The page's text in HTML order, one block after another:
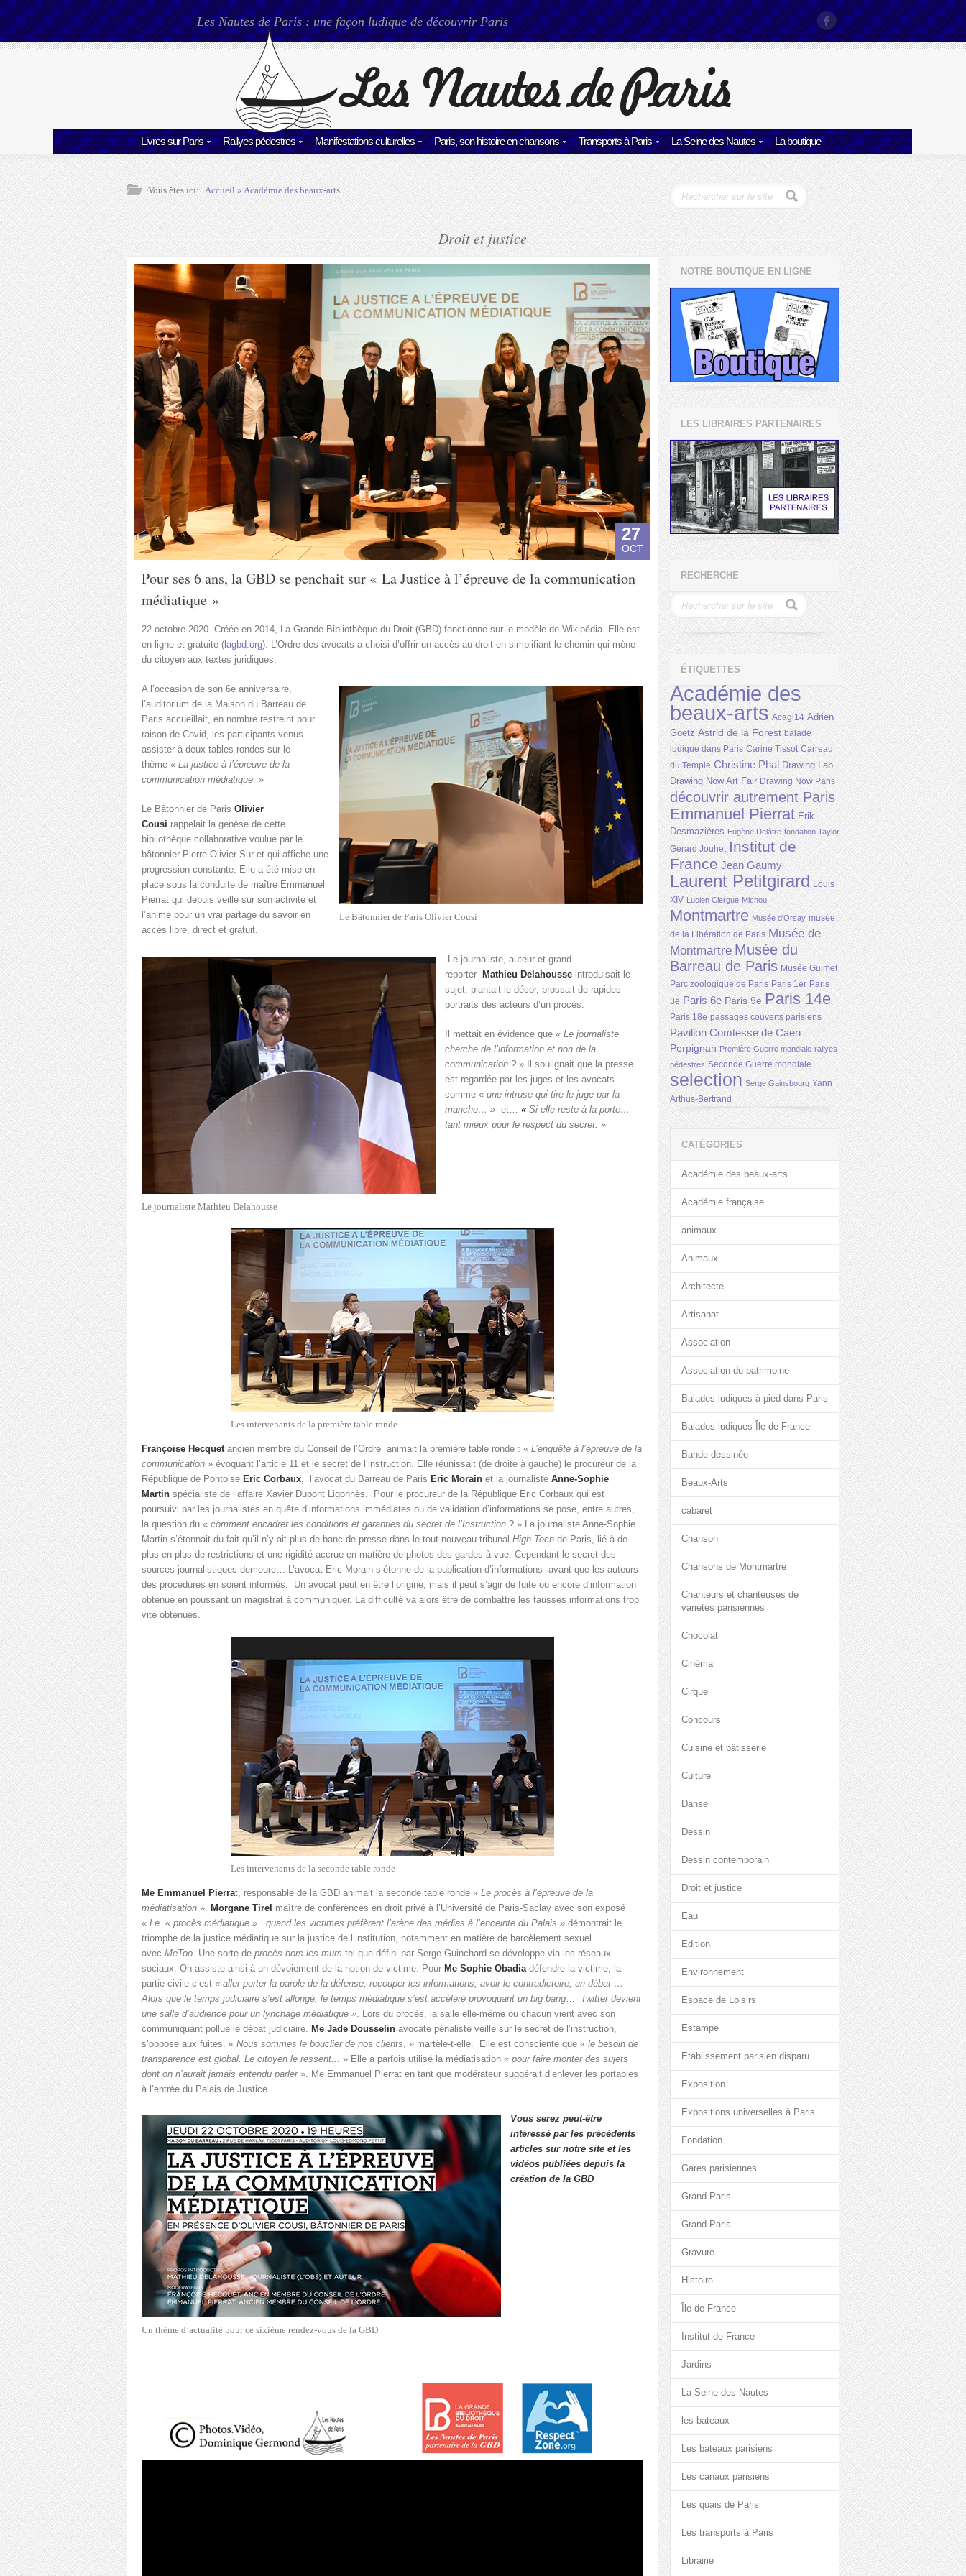
Les Nautes de Paris : une façon ludique de découvrir Paris
Livres sur Paris Rallyes pédestres Manifestations culturelles Paris, son histoire en chansons Transports à Paris La Seine des Nautes La boutique
Vous êtes ici: Accueil»Académie des beaux-arts
Droit et justice
27
OCT
Pour ses 6 ans, la GBD se penchait sur « La Justice à l’épreuve de la communication
médiatique »
22 octobre 2020. Créée en 2014, La Grande Bibliothèque du Droit (GBD) fonctionne sur le modèle de Wikipédia. Elle est
en ligne et gratuite ( lagbd.org). L’Ordre des avocats a choisi d’offrir un accès au droit en simplifiant le chemin qui mène
du citoyen aux textes juridiques.
Le Bâtonnier de Paris Olivier Cousi
A l’occasion de son 6e anniversaire,
l’auditorium de la Maison du Barreau de
Paris accueillait, en nombre restreint pour
raison de Covid, les participants venus
assister à deux tables rondes sur le
thème « La justice à l’épreuve de la
communication médiatique. »
Le Bâtonnier de Paris Olivier
Cousi rappelait la genèse de cette
bibliothèque collaborative voulue par le
bâtonnier Pierre Olivier Sur et qui affiche une
progression constante. Elle a été mise en
place sous la conduite de maître Emmanuel
Pierrat qui depuis veille sur son activité et
l’anime pour un vrai partage du savoir en
accès libre, direct et gratuit.
Le journaliste Mathieu Delahousse
Le journaliste, auteur et grand
reporter
Mathieu Delahousse introduisait le
sujet, plantait le décor, brossait de rapides
portraits des acteurs d’un procès.
Il mettait en évidence que « Le journaliste
cherche de l’information et non de la
communication ? » Il soulignait que la presse
est regardée par les juges et les avocats
comme « une intruse qui tire le juge par la
manche… » et… « Si elle reste à la porte…
tant mieux pour le respect du secret. »
Les intervenants de la première table ronde
Françoise Hecquetancien membre du Conseil de l’Ordre animait la première table ronde : « L’enquête à l’épreuve de la
communication » évoquant l’article 11 et le secret de l’instruction. Elle réunissait (de droite à gauche) le procureur de la
République de Pontoise Eric Corbaux, l’avocat du Barreau de Paris Eric Morain et la journaliste Anne-Sophie
Martin spécialiste de l’affaire Xavier Dupont Ligonnès. Pour le procureur de la République Eric Corbaux qui est
poursuivi par les journalistes en quête d’informations immédiates ou de validation d’informations se pose, entre autres,
la question du « comment encadrer les conditions et garanties du secret de l’Instruction ? » La journaliste Anne-Sophie
Martin s’étonnait du fait qu’il n’y ait plus de banc de presse dans le tout nouveau tribunal High Tech de Paris, lié à de
plus en plus de restrictions et une rigidité accrue en matière de photos des gardes à vue. Cependant le secret des
sources journalistiques demeure… L’avocat Eric Morain s’étonne de la publication d’informations avant que les auteurs
des procédures en soient informés. Un avocat peut en être l’origine, mais il peut s’agir de fuite ou encore d’information
obtenue en poussant un magistrat à communiquer. La difficulté va alors être de combattre les fausses informations trop
vite obtenues.
Les intervenants de la seconde table ronde
Me Emmanuel Pierrat, responsable de la GBD animait la seconde table ronde « Le procès à l’épreuve de la
médiatisation ». Morgane Tirel maître de conférences en droit privé à l’Université de Paris-Saclay avec son exposé
« Le « procès médiatique » : quand les victimes préfèrent l’arène des médias à l’enceinte du Palais » démontrait le
triomphe de la justice médiatique sur la justice de l’institution, notamment en matière de harcèlement sexuel
avec MeToo . Une sorte de procès hors les murs tel que défini par Serge Guinchard se développe via les réseaux
sociaux. On assiste ainsi à un dévoiement de la notion de victime. Pour Me Sophie Obadia défendre la victime, la
partie civile c’est « aller porter la parole de la défense, recouper les informations, avoir le contradictoire, un débat …
Alors que le temps judiciaire s’est allongé, le temps médiatique s’est accéléré provoquant un big bang
Twitter devient
une salle d’audience pour un lynchage médiatique » . Lors du procès, la salle elle-même ou chacun vient avec son
communiquant pollue le débat judiciaire. Me Jade Dousselin avocate pénaliste veille sur le secret de l’instruction,
s’oppose aux fuites. « Nous sommes le bouclier de nos clients , » martèle-t-elle. Elle est consciente que « le besoin de
transparence est global. Le citoyen le ressent..
. » Elle a parfois utilisé la médiatisation « pour faire monter des sujets
dont on n’aurait jamais entendu parler » . Me Emmanuel Pierrat en tant que modérateur suggérait d’enlever les portables
à l’entrée du Palais de Justice.
Un thème d’actualité pour ce sixième rendez-vous de la GBD
Vous serez peut-être
intéressé par les précédents
articles sur notre site et les
vidéos publiées depuis la
création de la GBD
NOTRE BOUTIQUE EN LIGNE
LES LIBRAIRES PARTENAIRES
RECHERCHE
ÉTIQUETTES
Académie des
beaux-arts Acagl14 Adrien
Goetz Astrid de la Forest balade
ludique dans Paris Carine Tissot Carreau
du Temple Christine Phal Drawing Lab
Drawing Now Art Fair Drawing Now Paris
découvrir autrement Paris
Emmanuel Pierrat Erik
Desmazières Eugène Delâtre fondation Taylor
Gérard Jouhet Institut de
France Jean Gaumy
Laurent Petitgirard Louis
XIV Lucien Clergue Michou
Montmartre Musée d'Orsay musée
de la Libération de Paris Musée de
Montmartre Musée du
Barreau de Paris Musée Guimet
Parc zoologique de Paris Paris 1er Paris
3e Paris 6e Paris 9e Paris 14e
Paris 18e passages couverts parisiens
Pavillon Comtesse de Caen
Perpignan Première Guerre mondiale rallyes
pédestres Seconde Guerre mondiale
selection Serge Gainsbourg Yann
Arthus-Bertrand
CATÉGORIES
Académie des beaux-arts
Académie française
animaux
Animaux
Architecte
Artisanat
Association
Association du patrimoine
Balades ludiques à pied dans Paris
Balades ludiques Île de France
Bande dessinée
Beaux-Arts
cabaret
Chanson
Chansons de Montmartre
Chanteurs et chanteuses de
variétés parisiennes
Chocolat
Cinéma
Cirque
Concours
Cuisine et pâtisserie
Culture
Danse
Dessin
Dessin contemporain
Droit et justice
Eau
Edition
Environnement
Espace de Loisirs
Estampe
Etablissement parisien disparu
Exposition
Expositions universelles à Paris
Fondation
Gares parisiennes
Grand Paris
Grand Paris
Gravure
Histoire
Île-de-France
Institut de France
Jardins
La Seine des Nautes
les bateaux
Les bateaux parisiens
Les canaux parisiens
Les quais de Paris
Les transports à Paris
Librairie